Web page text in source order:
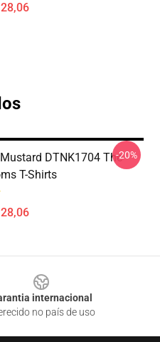
DTNK1704 The
T-Shirts
-20%
internacional
no país de uso